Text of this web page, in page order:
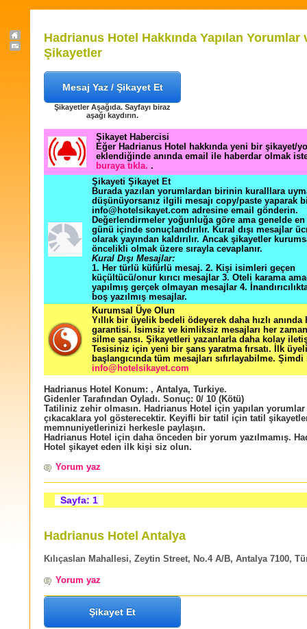
Hadrianus Hotel Hakkında Yapılan Yorumlar
Şikayetler
Mesaj Yaz / Şikayet Et
Şikayetler Aşağıda. Sayfayı biraz
aşağı kaydırın.
Şikayet Habercisi
Eğer Hadrianus Hotel hakkında yeni bir şikayet/
eklendiğinde anında email ile haberdar olmak
buraya tıkla. .
Şikayeti Şikayet Et
Burada yazılan yorumlardan birinin kuralllara
düşünüyorsanız ilgili mesajı copy/paste yaparak
info@hotelsikayet.com adresine email gönderin.
Değerlendirmeler yoğunluğa göre ama genelde
günü içinde sonuçlandırılır. Kural dışı mesajlar
olarak yayından kaldırılır. Ancak şikayetler
öncelikli olmak üzere sırayla cevaplanır.
Kural Dışı Mesajlar:
1. Her türlü küfürlü mesaj. 2. Kişi isimleri geçen
küçültücü/onur kırıcı mesajlar 3. Oteli karama
yapılmış gerçek olmayan mesajlar 4.
boş yazılmış mesajlar.
Kurumsal Üye Olun
Yıllık bir üyelik bedeli ödeyerek daha hızlı
garantisi. İsimsiz ve kimliksiz mesajları her zaman
silme şansı. Şikayetleri yazanlarla daha kolay
Tesisiniz için yeni bir şans yaratma fırsatı. İlk
başlangıcında tüm mesajları sıfırlayabilme. Şimdi
info@hotelsikayet.com
Hadrianus Hotel Konum: , Antalya, Turkiye.
Gidenler Tarafından Oyladı. Sonuç: 0/ 10 (Kötü)
Tatiliniz zehir olmasın. Hadrianus Hotel için yapılan
çıkacaklara yol gösterecektir. Keyifli bir tatil için tatil
memnuniyetlerinizi herkesle paylaşın.
Hadrianus Hotel için daha önceden bir yorum yazılmamış.
Hotel şikayet eden ilk kişi siz olun.
Yorum yaz
Sayfa: 1
Hadrianus Hotel Antalya
Kılıçaslan Mahallesi, Zeytin Street, No.4 A/B, Antalya 7100,
Yorum yaz
Şikayet Et